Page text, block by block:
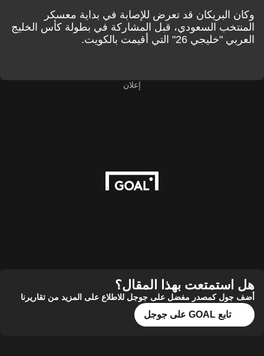
البريكان قد تعرض للإصابة في بداية معسكر
السعودي، قبل المشاركة في بطولة كأس الخليج
26" التي أقيمت بالكويت.
بهذا المقال؟
كمصدر مفضل على جوجل للاطلاع على المزيد من تقاريرنا
تابع GOAL على جوجل